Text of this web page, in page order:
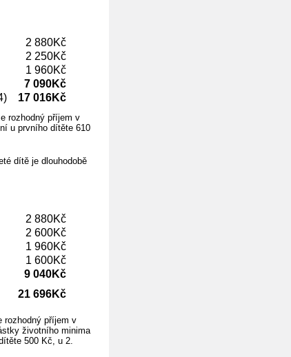
2 880Kč
2 250Kč
1 960Kč
7 090Kč
17 016Kč
rozhodný příjem v
u prvního dítěte 610
dítě je dlouhodobě
2 880Kč
2 600Kč
1 960Kč
1 600Kč
9 040Kč
21 696Kč
rozhodný příjem v
životního minima
500 Kč, u 2.